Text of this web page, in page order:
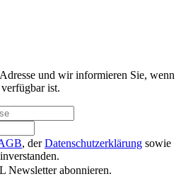
und wir informieren Sie, wenn
ist.
, derDatenschutzerklärung sowie
Newsletter abonnieren.